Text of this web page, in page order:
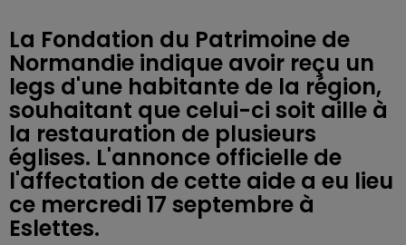
La Fondation du Patrimoine de
Normandie indique avoir reçu un
legs d'une habitante de la région,
souhaitant que celui-ci soit aille à
la restauration de plusieurs
églises. L'annonce officielle de
l'affectation de cette aide a eu lieu
ce mercredi 17 septembre à
Eslettes.